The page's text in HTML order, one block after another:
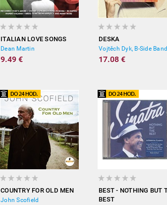
ITALIAN LOVE SONGS
Dean Martin
9.49 €
DESKA
Vojtěch Dyk, B-Side Band
17.08 €
COUNTRY FOR OLD MEN
John Scofield
BEST - NOTHING BUT
BEST